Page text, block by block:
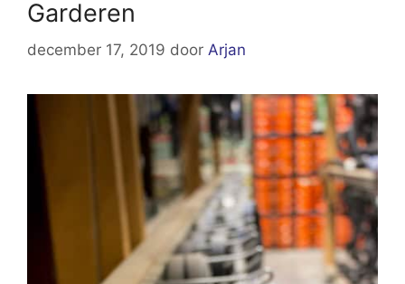
Garderen
december 17, 2019 door Arjan